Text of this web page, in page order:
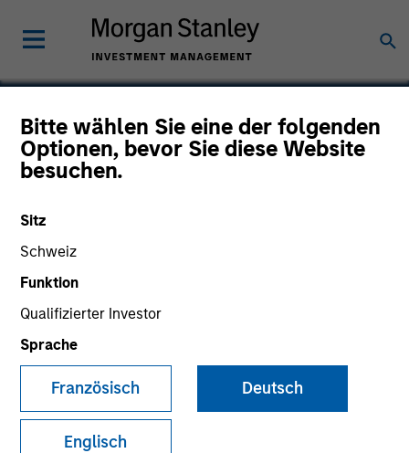
Bitte wählen Sie eine der folgenden
Optionen, bevor Sie diese Website
besuchen.
Sitz
Schweiz
Funktion
Qualifizierter Investor
Sprache
Französisch Deutsch
Englisch
Business Engine
Technology
COUNTRY
United States